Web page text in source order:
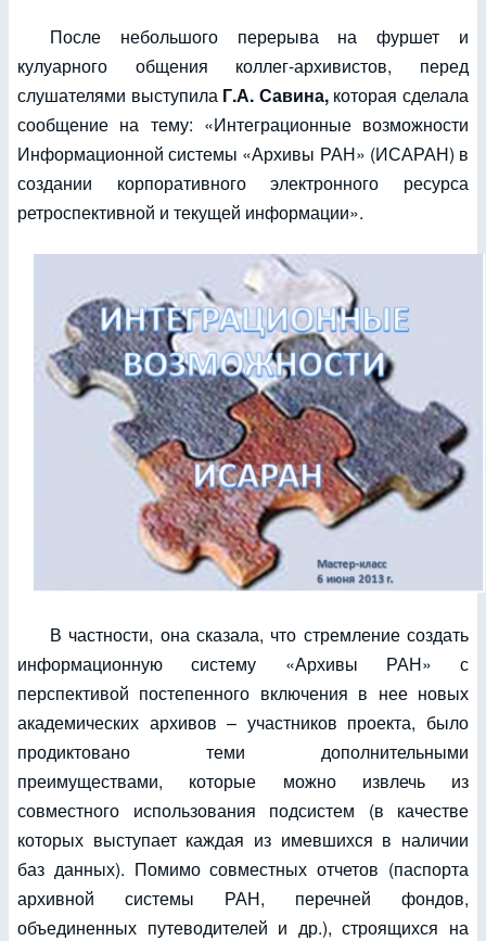
После небольшого перерыва на фуршет и
кулуарного общения коллег-архивистов, перед
слушателями выступила Г.А. Савина, которая сделала
сообщение на тему: «Интеграционные возможности
Информационной системы «Архивы РАН» (ИСАРАН) в
создании корпоративного электронного ресурса
ретроспективной и текущей информации».
В частности, она сказала, что стремление создать
информационную систему «Архивы РАН» с
перспективой постепенного включения в нее новых
академических архивов – участников проекта, было
продиктовано теми дополнительными
преимуществами, которые можно извлечь из
совместного использования подсистем (в качестве
которых выступает каждая из имевшихся в наличии
баз данных). Помимо совместных отчетов (паспорта
архивной системы РАН, перечней фондов,
объединенных путеводителей и др.), строящихся на